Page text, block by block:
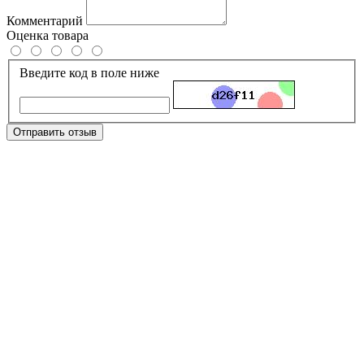
Комментарий
Оценка товара
Введите код в поле ниже
Отправить отзыв